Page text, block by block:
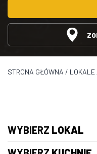
STRONA GŁÓWNA / LOKALE
WYBIERZ LOKAL